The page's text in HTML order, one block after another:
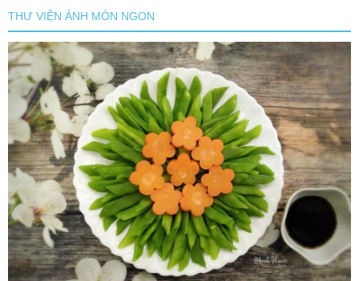
THƯ VIỆN ẢNH MÓN NGON